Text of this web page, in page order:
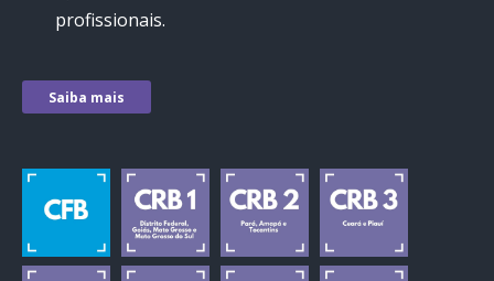
profissionais.
Saiba mais